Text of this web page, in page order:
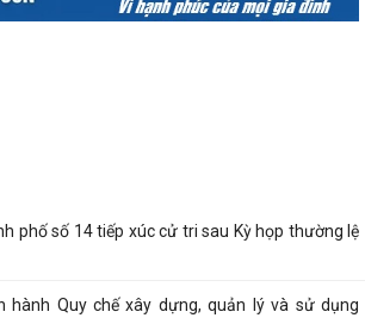
phố số 14 tiếp xúc cử tri sau Kỳ họp thường lệ
hành Quy chế xây dựng, quản lý và sử dụng